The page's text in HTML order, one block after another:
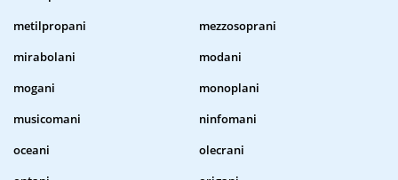
metilpropani
mezzosoprani
mirabolani
modani
mogani
monoplani
musicomani
ninfomani
oceani
olecrani